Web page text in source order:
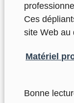
Ces
site Web au
Matériel
Bonne